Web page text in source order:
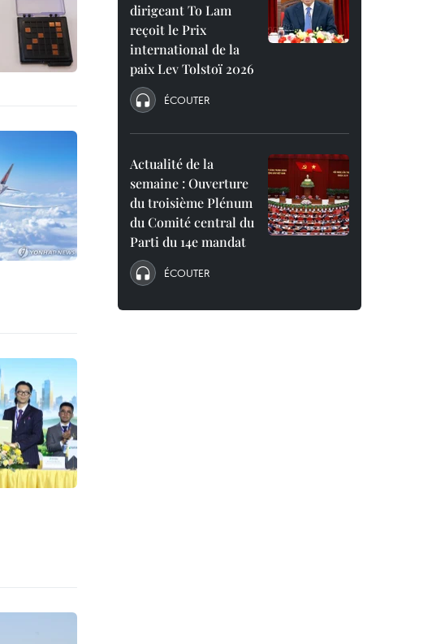
dirigeant To Lam
reçoit le Prix
international de la
paix Lev Tolstoï 2026
ÉCOUTER
Actualité de la
semaine : Ouverture
du troisième Plénum
du Comité central du
Parti du 14e mandat
ÉCOUTER